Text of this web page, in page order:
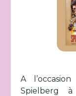
A
Spielberg